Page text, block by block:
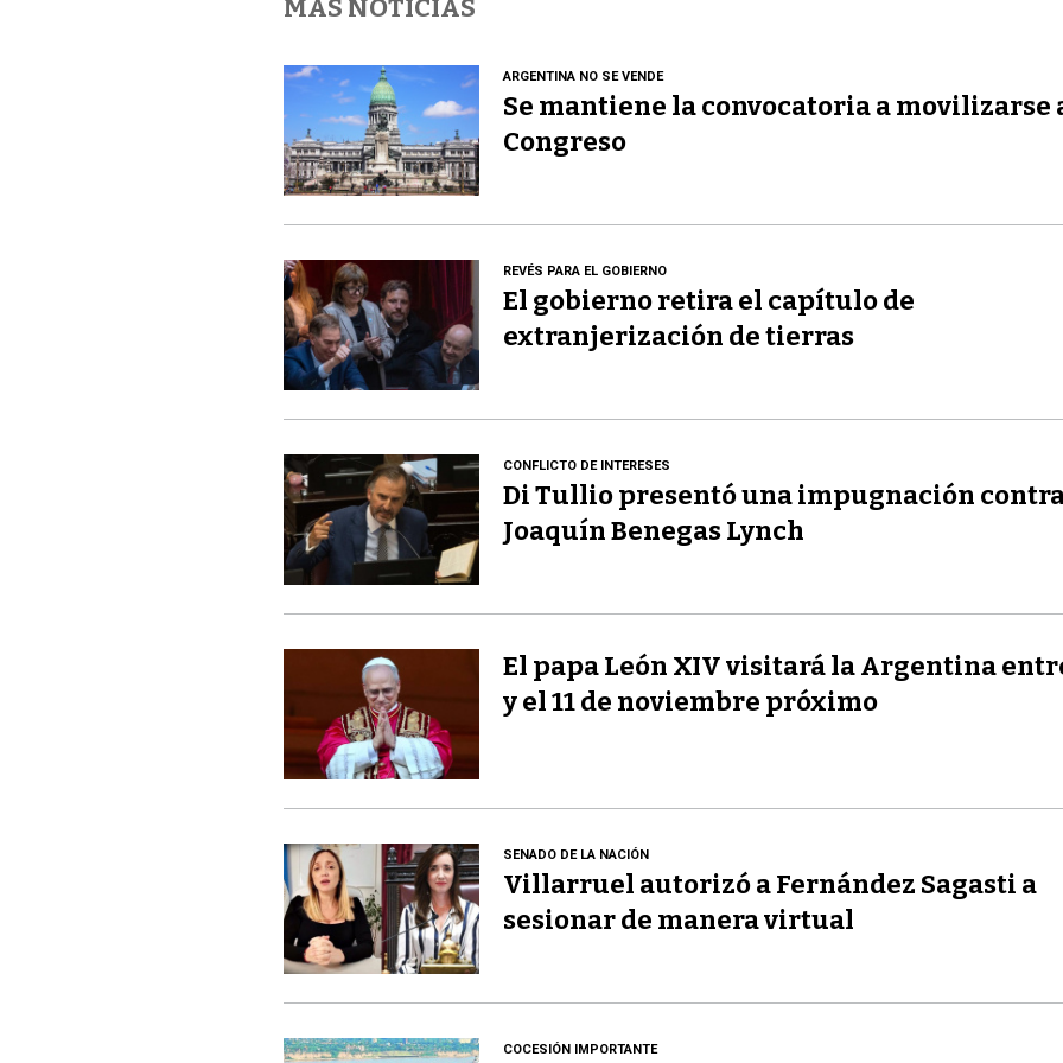
MÁS NOTICIAS
ARGENTINA NO SE VENDE
Se mantiene la convocatoria a movilizarse
Congreso
REVÉS PARA EL GOBIERNO
El gobierno retira el capítulo de
extranjerización de tierras
CONFLICTO DE INTERESES
Di Tullio presentó una impugnación
Joaquín Benegas Lynch
El papa León XIV visitará la Argentina
y el 11 de noviembre próximo
SENADO DE LA NACIÓN
Villarruel autorizó a Fernández Sagasti a
sesionar de manera virtual
COCESIÓN IMPORTANTE